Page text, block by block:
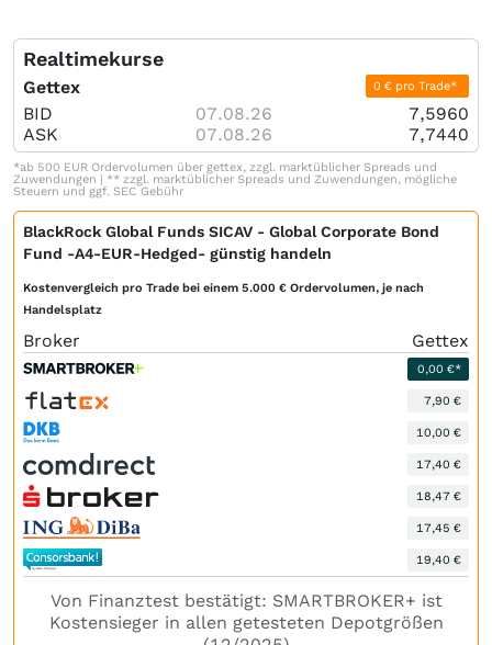
Realtimekurse
Gettex 0 € pro Trade*
BID 07.08.26
7,5960
ASK
07.08.26 7,7440
*ab 500 EUR Ordervolumen über gettex, zzgl. marktüblicher Spreads und
Zuwendungen | ** zzgl. marktüblicher Spreads und Zuwendungen, mögliche
Steuern und ggf. SEC Gebühr
BlackRock Global Funds SICAV - Global Corporate Bond
Fund -A4-EUR-Hedged- günstig handeln
Kostenvergleich pro Trade bei einem 5.000 € Ordervolumen, je nach
Handelsplatz
Broker Gettex
0,00 €*
7,90 €
10,00 €
17,40 €
18,47 €
17,45 €
19,40 €
Von Finanztest bestätigt: SMARTBROKER+ ist
Kostensieger in allen getesteten Depotgrößen